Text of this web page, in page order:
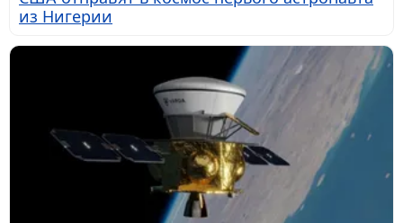
из Нигерии